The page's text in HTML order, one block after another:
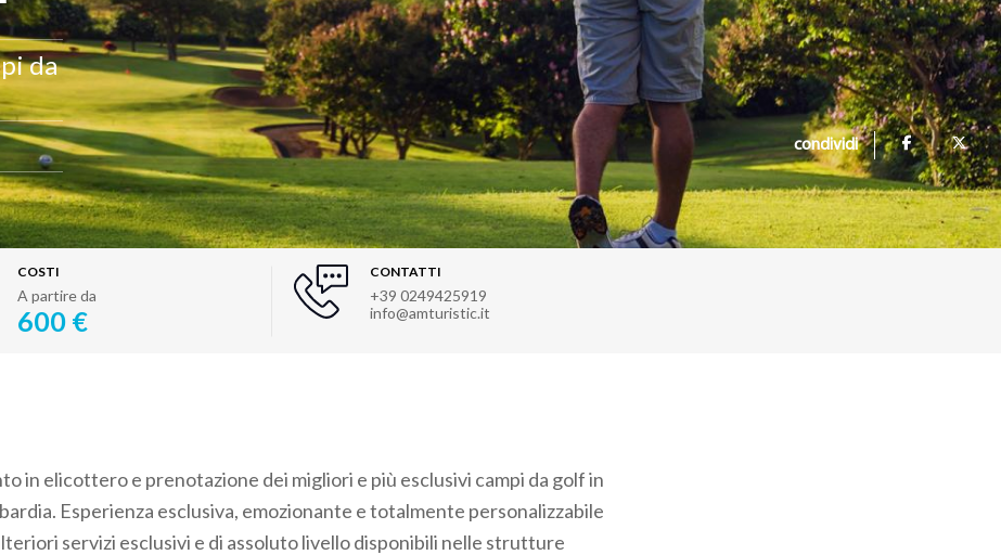
da
condividi
COSTI
A partire da
600 €
CONTATTI
+39 0249425919
info@amturistic.it
in elicottero e prenotazione dei migliori e più esclusivi campi da golf in
Esperienza esclusiva, emozionante e totalmente personalizzabile
servizi esclusivi e di assoluto livello disponibili nelle strutture